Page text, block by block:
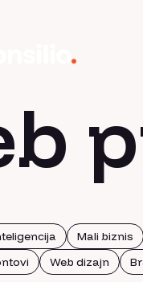
Mali biznis
Web dizajn